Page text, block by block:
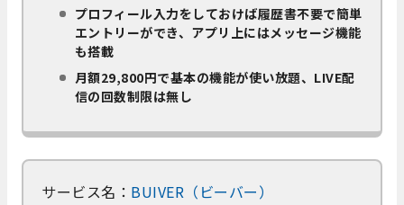
プロフィール入力をしておけば履歴書不要で簡単
エントリーができ、アプリ上にはメッセージ機能
も搭載
月額29,800円で基本の機能が使い放題、LIVE配
信の回数制限は無し
サービス名： BUIVER（ビーバー）